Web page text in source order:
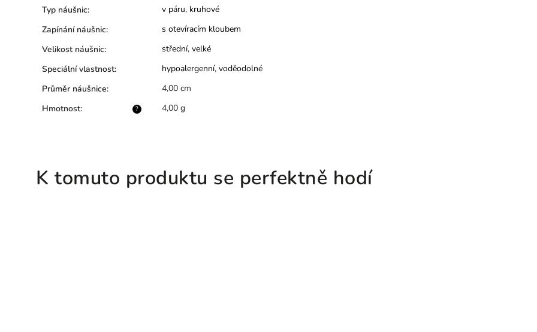
Typ náušnic: v páru, kruhové
Zapínání náušnic:
s otevíracím kloubem
Velikost náušnic: střední, velké
Speciální vlastnost: hypoalergenní, voděodolné
Průměr náušnice: 4,00 cm
?
Hmotnost: 4,00 g
K tomuto produktu se perfektně hodí